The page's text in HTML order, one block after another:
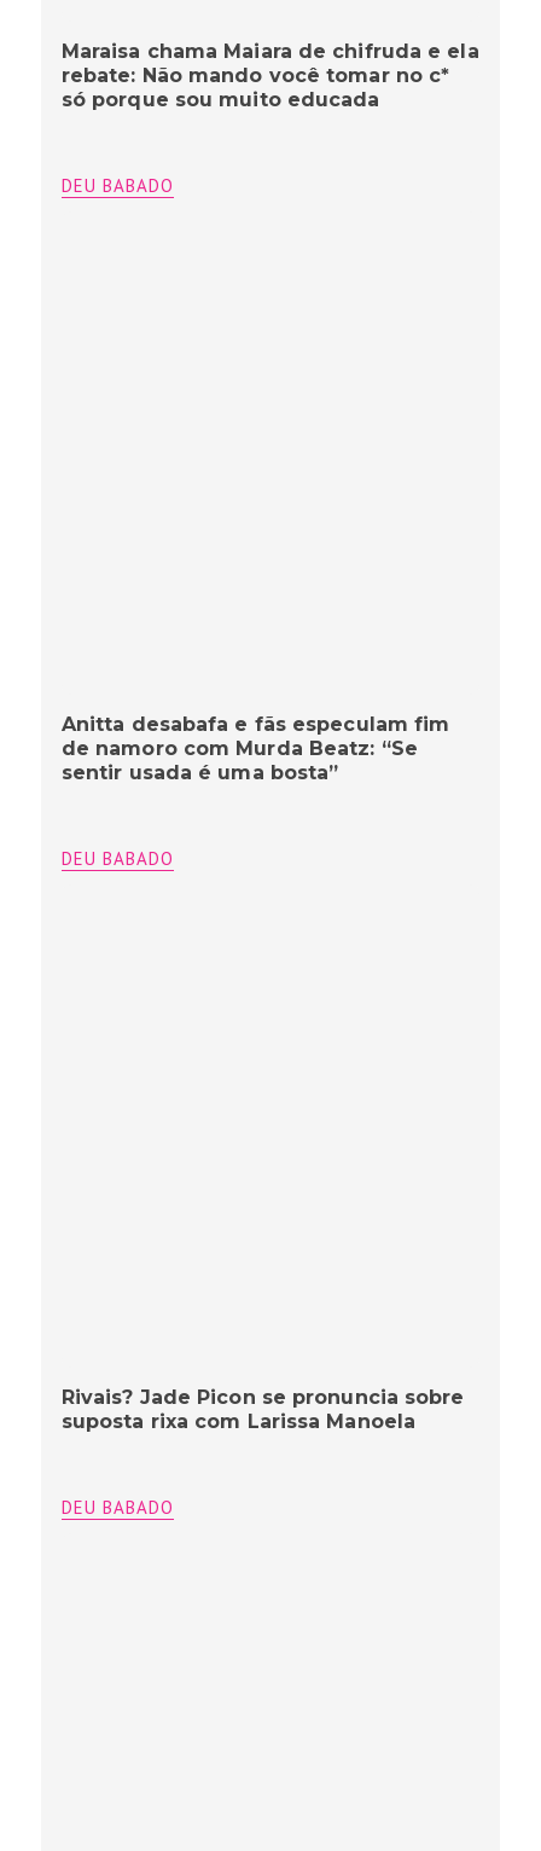
Maraisa chama Maiara de chifruda e ela
rebate: Não mando você tomar no c*
só porque sou muito educada
DEU BABADO
Anitta desabafa e fãs especulam fim
de namoro com Murda Beatz: “Se
sentir usada é uma bosta”
DEU BABADO
Rivais? Jade Picon se pronuncia sobre
suposta rixa com Larissa Manoela
DEU BABADO